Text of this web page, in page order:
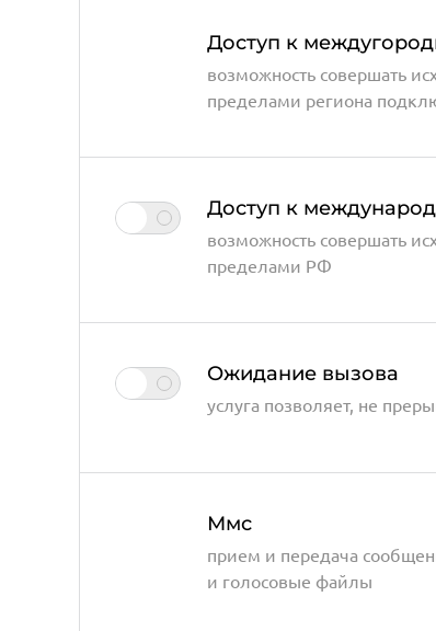
Доступ к
возможность совершать
пределами региона
Доступ к
возможность совершать
пределами РФ
Ожидание вызова
услуга позволяет, не
Ммс
прием и передача
и голосовые файлы